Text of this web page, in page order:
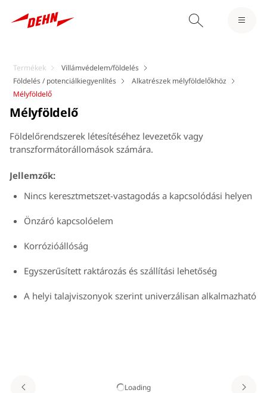
Termékek
Villámvédelem/földelés
Földelés / potenciálkiegyenlítés
Alkatrészek mélyföldelőkhöz
Mélyföldelő
Loading
Mélyföldelő
Földelőrendszerek létesítéséhez levezetők vagy
transzformátorállomások számára.
Jellemzők:
Nincs keresztmetszet-vastagodás a kapcsolódási helyen
Önzáró kapcsolóelem
Korrózióállóság
Egyszerűsített raktározás és szállítási lehetőség
A helyi talajviszonyok szerint univerzálisan alkalmazható